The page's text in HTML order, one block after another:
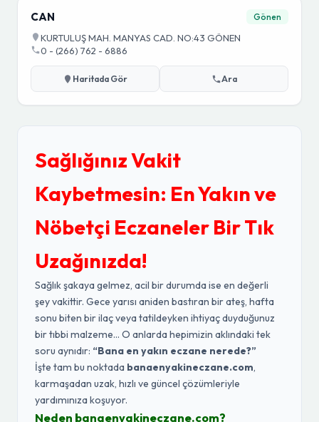
CAN Gönen
KURTULUŞ MAH. MANYAS CAD. NO:43 GÖNEN
0 - (266) 762 - 6886
Haritada Gör Ara
Sağlığınız Vakit
Kaybetmesin: En Yakın ve
Nöbetçi Eczaneler Bir Tık
Uzağınızda!
Sağlık şakaya gelmez, acil bir durumda ise en değerli
şey vakittir. Gece yarısı aniden bastıran bir ateş, hafta
sonu biten bir ilaç veya tatildeyken ihtiyaç duyduğunuz
bir tıbbi malzeme... O anlarda hepimizin aklındaki tek
soru aynıdır: “Bana en yakın eczane nerede?”
İşte tam bu noktada banaenyakineczane.com,
karmaşadan uzak, hızlı ve güncel çözümleriyle
yardımınıza koşuyor.
Neden banaenyakineczane.com?